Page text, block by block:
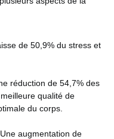
de 50,9% du stress et
réduction de 54,7% des
qualité de
du corps​​.
Une augmentation de